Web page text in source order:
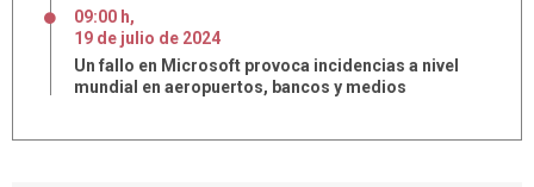
09:00 h,
19 de julio de 2024
Un fallo en Microsoft provoca incidencias a nivel
mundial en aeropuertos, bancos y medios